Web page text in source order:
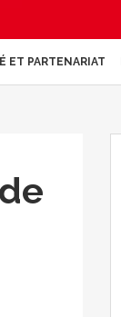
ET PARTENARIAT